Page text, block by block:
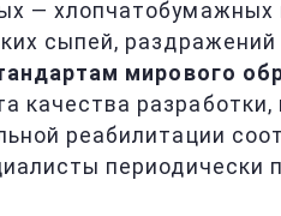
— хлопчатобумажных
сыпей,
мирового
разработки,
реабилитации
периодически